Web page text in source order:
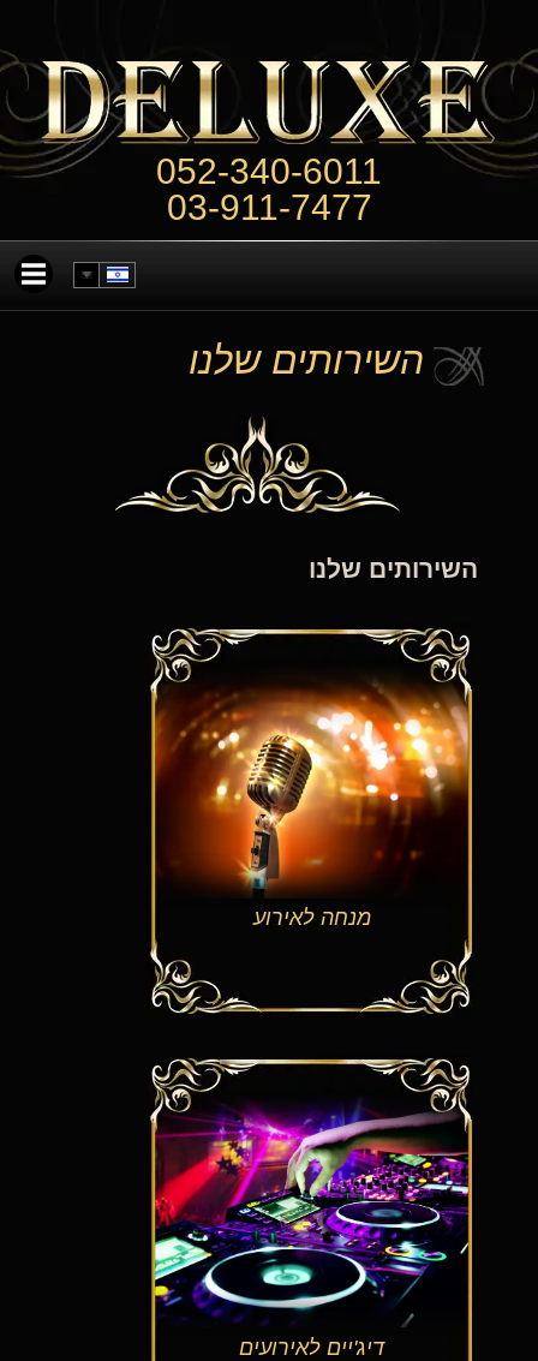
052-340-6011
03-911-7477
השירותים שלנו
השירותים שלנו
מנחה לאירוע
דיג'יים לאירועים